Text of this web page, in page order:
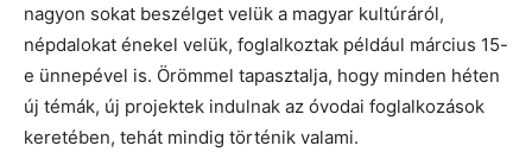
nagyon sokat beszélget velük a magyar kultúráról,
népdalokat énekel velük, foglalkoztak például március 15-
e ünnepével is. Örömmel tapasztalja, hogy minden héten
új témák, új projektek indulnak az óvodai foglalkozások
keretében, tehát mindig történik valami.